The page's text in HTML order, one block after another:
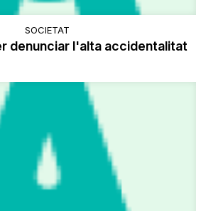
SOCIETAT
denunciar l'alta accidentalitat